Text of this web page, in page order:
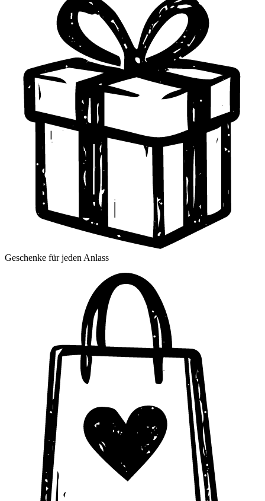
Geschenke für jeden Anlass